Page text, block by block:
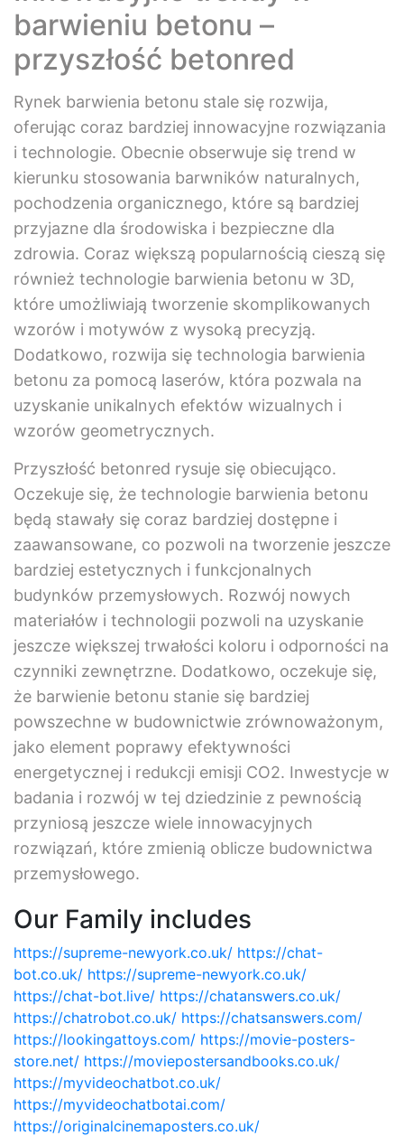
barwieniu betonu –
przyszłość betonred
Rynek barwienia betonu stale się rozwija,
oferując coraz bardziej innowacyjne rozwiązania
i technologie. Obecnie obserwuje się trend w
kierunku stosowania barwników naturalnych,
pochodzenia organicznego, które są bardziej
przyjazne dla środowiska i bezpieczne dla
zdrowia. Coraz większą popularnością cieszą się
również technologie barwienia betonu w 3D,
które umożliwiają tworzenie skomplikowanych
wzorów i motywów z wysoką precyzją.
Dodatkowo, rozwija się technologia barwienia
betonu za pomocą laserów, która pozwala na
uzyskanie unikalnych efektów wizualnych i
wzorów geometrycznych.
Przyszłość betonred rysuje się obiecująco.
Oczekuje się, że technologie barwienia betonu
będą stawały się coraz bardziej dostępne i
zaawansowane, co pozwoli na tworzenie jeszcze
bardziej estetycznych i funkcjonalnych
budynków przemysłowych. Rozwój nowych
materiałów i technologii pozwoli na uzyskanie
jeszcze większej trwałości koloru i odporności na
czynniki zewnętrzne. Dodatkowo, oczekuje się,
że barwienie betonu stanie się bardziej
powszechne w budownictwie zrównoważonym,
jako element poprawy efektywności
energetycznej i redukcji emisji CO2. Inwestycje w
badania i rozwój w tej dziedzinie z pewnością
przyniosą jeszcze wiele innowacyjnych
rozwiązań, które zmienią oblicze budownictwa
przemysłowego.
Our Family includes
https://supreme-newyork.co.uk/ https://chat-
bot.co.uk/ https://supreme-newyork.co.uk/
https://chat-bot.live/ https://chatanswers.co.uk/
https://chatrobot.co.uk/ https://chatsanswers.com/
https://lookingattoys.com/ https://movie-posters-
store.net/ https://moviepostersandbooks.co.uk/
https://myvideochatbot.co.uk/
https://myvideochatbotai.com/
https://originalcinemaposters.co.uk/